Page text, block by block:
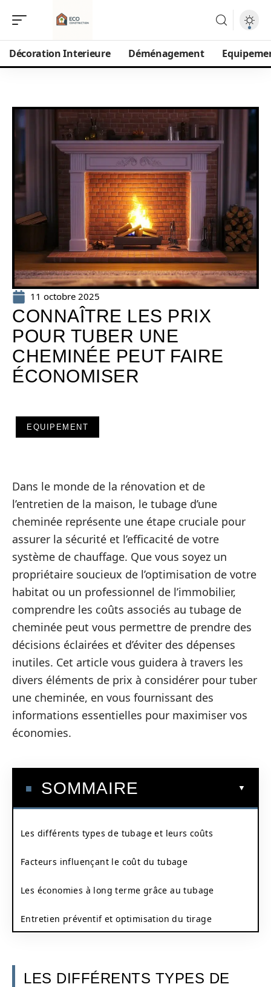
Décoration Interieure Déménagement
11 octobre 2025
CONNAÎTRE LES PRIX
POUR TUBER UNE
CHEMINÉE PEUT FAIRE
ÉCONOMISER
EQUIPEMENT
Dans le monde de la rénovation et de
l’entretien de la maison, le tubage d’une
cheminée représente une étape cruciale pour
assurer la sécurité et l’efficacité de votre
système de chauffage. Que vous soyez un
propriétaire soucieux de l’optimisation de votre
habitat ou un professionnel de l’immobilier,
comprendre les coûts associés au tubage de
cheminée peut vous permettre de prendre des
décisions éclairées et d’éviter des dépenses
inutiles. Cet article vous guidera à travers les
divers éléments de prix à considérer pour tuber
une cheminée, en vous fournissant des
informations essentielles pour maximiser vos
économies.
SOMMAIRE
Les différents types de tubage et leurs coûts
Facteurs influençant le coût du tubage
Les économies à long terme grâce au tubage
Entretien préventif et optimisation du tirage
LES DIFFÉRENTS TYPES DE